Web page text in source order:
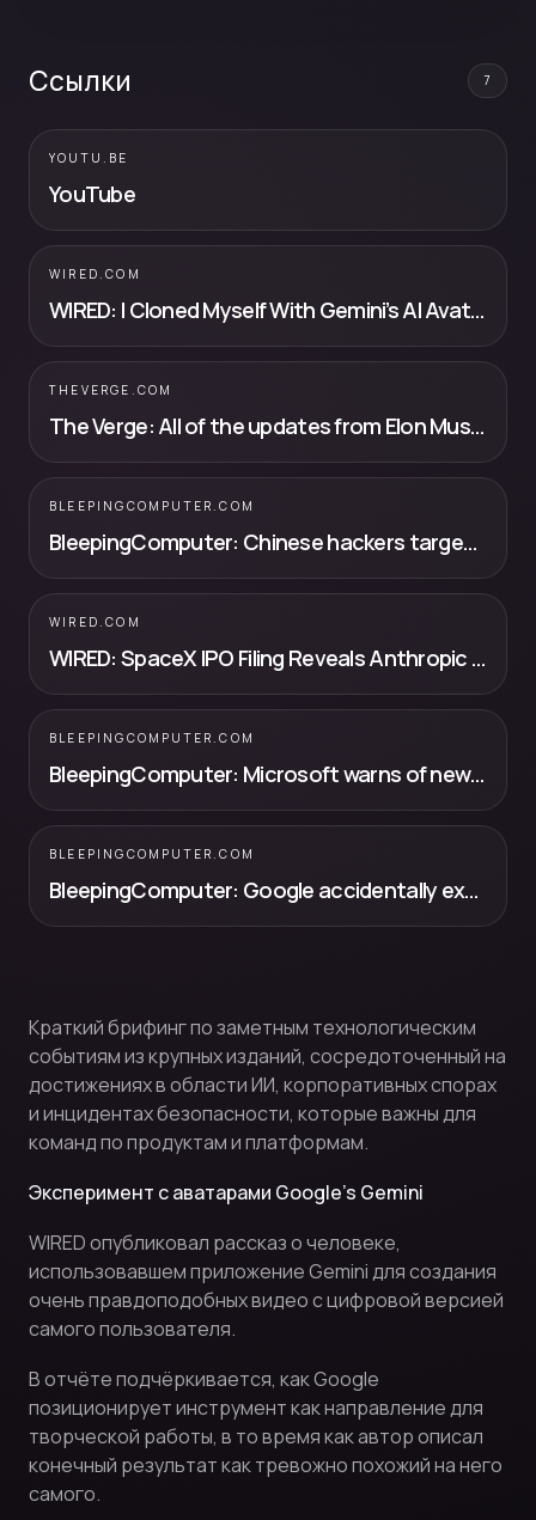
Ссылки 7
YOUTU.BE
YouTube
WIRED.COM
WIRED: I Cloned Myself With Gemini’s AI Avatar Tool. The Result Was Unnervin...
THEVERGE.COM
The Verge: All of the updates from Elon Musk and Sam Altman’s battle over OpenAI
BLEEPINGCOMPUTER.COM
BleepingComputer: Chinese hackers target telcos with new Linux, Windows malware
WIRED.COM
WIRED: SpaceX IPO Filing Reveals Anthropic Is Paying $15 Billion a Year to A...
BLEEPINGCOMPUTER.COM
BleepingComputer: Microsoft warns of new Defender zero-days exploited in attacks
BLEEPINGCOMPUTER.COM
BleepingComputer: Google accidentally exposed details of unfixed Chromium flaw
Краткий брифинг по заметным технологическим
событиям из крупных изданий, сосредоточенный на
достижениях в области ИИ, корпоративных спорах
и инцидентах безопасности, которые важны для
команд по продуктам и платформам.
Эксперимент с аватарами Google’s Gemini
WIRED опубликовал рассказ о человеке,
использовавшем приложение Gemini для создания
очень правдоподобных видео с цифровой версией
самого пользователя.
В отчёте подчёркивается, как Google
позиционирует инструмент как направление для
творческой работы, в то время как автор описал
конечный результат как тревожно похожий на него
самого.